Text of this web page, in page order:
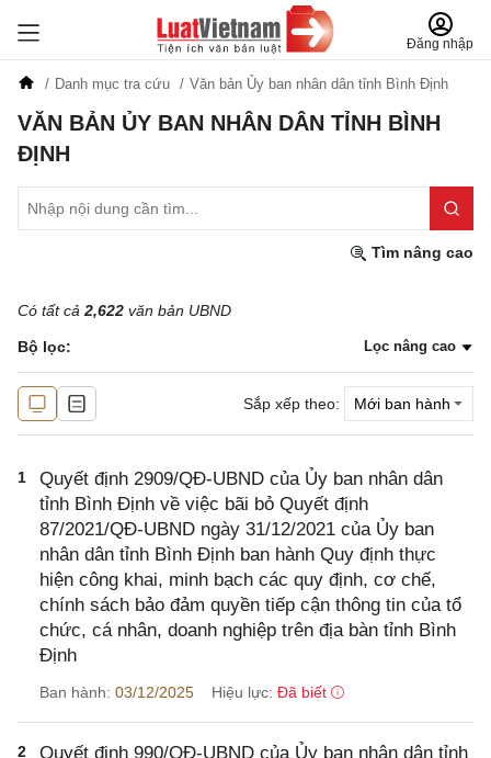
Đăng nhập
Danh mục tra cứu Văn bản Ủy ban nhân dân tỉnh Bình Định
VĂN BẢN ỦY BAN NHÂN DÂN TỈNH BÌNH
ĐỊNH
Tìm nâng cao
Có tất cả 2,622 văn bản UBND
Bộ lọc: Lọc nâng cao
Sắp xếp theo:
1
Quyết định 2909/QĐ-UBND của Ủy ban nhân dân
tỉnh Bình Định về việc bãi bỏ Quyết định
87/2021/QĐ-UBND ngày 31/12/2021 của Ủy ban
nhân dân tỉnh Bình Định ban hành Quy định thực
hiện công khai, minh bạch các quy định, cơ chế,
chính sách bảo đảm quyền tiếp cận thông tin của tổ
chức, cá nhân, doanh nghiệp trên địa bàn tỉnh Bình
Định
Ban hành: 03/12/2025 Hiệu lực: Đã biết
2
Quyết định 990/QĐ-UBND của Ủy ban nhân dân tỉnh